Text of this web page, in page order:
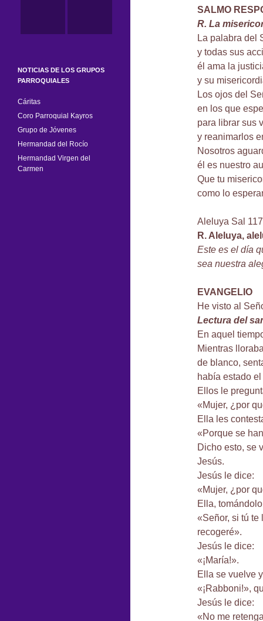
SALMO
R. La
La palabra del
y todas sus
él ama la
y su
Los ojos del
en los que
para librar sus
y reanimarlos
Nosotros
él es nuestro
Que tu
como lo
Aleluya Sal
R. Aleluya,
Este es el día
sea nuestra
EVANGELIO
He visto al
Lectura del
En aquel
Mientras
de blanco,
había estado
Ellos le
«Mujer, ¿por
Ella les
«Porque se
Dicho esto, se
Jesús.
Jesús le dice:
«Mujer, ¿por
Ella,
«Señor, si tú te
recogeré».
Jesús le dice:
«¡María!».
Ella se vuelve
«¡Rabboni!»,
Jesús le dice:
«No me
NOTICIAS DE LOS GRUPOS
PARROQUIALES
Cáritas
Coro Parroquial Kayros
Grupo de Jóvenes
Hermandad del Rocío
Hermandad Virgen del
Carmen